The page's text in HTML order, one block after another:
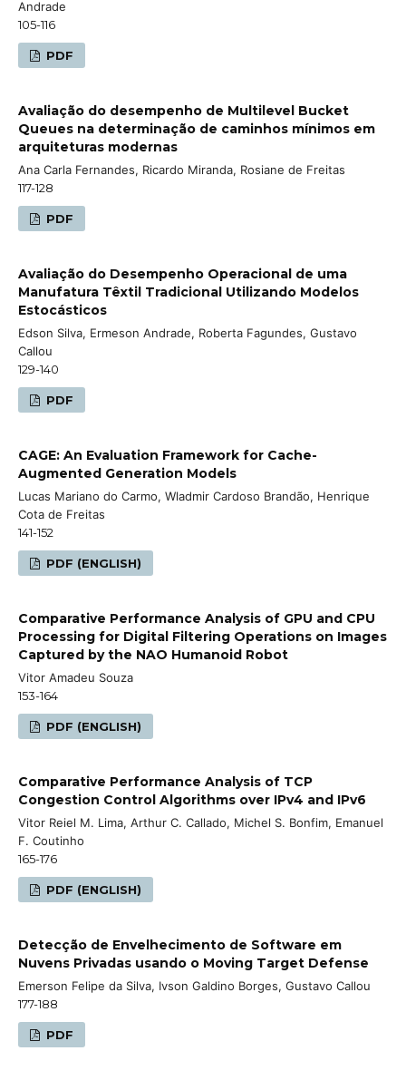
Andrade
105-116
PDF
Avaliação do desempenho de Multilevel Bucket
Queues na determinação de caminhos mínimos em
arquiteturas modernas
Ana Carla Fernandes, Ricardo Miranda, Rosiane de Freitas
117-128
PDF
Avaliação do Desempenho Operacional de uma
Manufatura Têxtil Tradicional Utilizando Modelos
Estocásticos
Edson Silva, Ermeson Andrade, Roberta Fagundes, Gustavo
Callou
129-140
PDF
CAGE: An Evaluation Framework for Cache-
Augmented Generation Models
Lucas Mariano do Carmo, Wladmir Cardoso Brandão, Henrique
Cota de Freitas
141-152
PDF (ENGLISH)
Comparative Performance Analysis of GPU and CPU
Processing for Digital Filtering Operations on Images
Captured by the NAO Humanoid Robot
Vitor Amadeu Souza
153-164
PDF (ENGLISH)
Comparative Performance Analysis of TCP
Congestion Control Algorithms over IPv4 and IPv6
Vitor Reiel M. Lima, Arthur C. Callado, Michel S. Bonfim, Emanuel
F. Coutinho
165-176
PDF (ENGLISH)
Detecção de Envelhecimento de Software em
Nuvens Privadas usando o Moving Target Defense
Emerson Felipe da Silva, Ivson Galdino Borges, Gustavo Callou
177-188
PDF